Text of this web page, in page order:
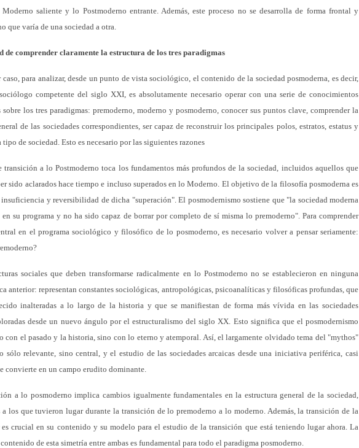
saliente y lo Postmoderno entrante. Además, este proceso no se desarrolla de forma frontal y
que varía de una sociedad a otra.
de comprender claramente la estructura de los tres paradigmas
para analizar, desde un punto de vista sociológico, el contenido de la sociedad posmoderna, es decir,
competente del siglo XXI, es absolutamente necesario operar con una serie de conocimientos
los tres paradigmas: premoderno, moderno y posmoderno, conocer sus puntos clave, comprender la
de las sociedades correspondientes, ser capaz de reconstruir los principales polos, estratos, estatus y
tipo de sociedad. Esto es necesario por las siguientes razones
transición a lo Postmoderno toca los fundamentos más profundos de la sociedad, incluidos aquellos que
sido aclarados hace tiempo e incluso superados en lo Moderno. El objetivo de la filosofía posmoderna es
insuficiencia y reversibilidad de dicha "superación". El posmodernismo sostiene que "la sociedad moderna
en su programa y no ha sido capaz de borrar por completo de sí misma lo premoderno". Para comprender
en el programa sociológico y filosófico de lo posmoderno, es necesario volver a pensar seriamente:
sociales que deben transformarse radicalmente en lo Postmoderno no se establecieron en ninguna
anterior: representan constantes sociológicas, antropológicas, psicoanalíticas y filosóficas profundas, que
inalteradas a lo largo de la historia y que se manifiestan de forma más vívida en las sociedades
desde un nuevo ángulo por el estructuralismo del siglo XX. Esto significa que el posmodernismo
con el pasado y la historia, sino con lo eterno y atemporal. Así, el largamente olvidado tema del "mythos"
sólo relevante, sino central, y el estudio de las sociedades arcaicas desde una iniciativa periférica, casi
convierte en un campo erudito dominante.
a lo posmoderno implica cambios igualmente fundamentales en la estructura general de la sociedad,
a los que tuvieron lugar durante la transición de lo premoderno a lo moderno. Además, la transición de la
es crucial en su contenido y su modelo para el estudio de la transición que está teniendo lugar ahora. La
de esta simetría entre ambas es fundamental para todo el paradigma posmoderno.